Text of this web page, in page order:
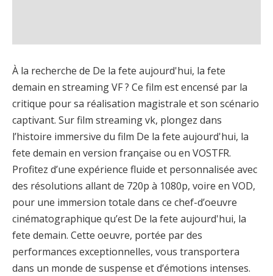
À la recherche de De la fete aujourd'hui, la fete
demain en streaming VF ? Ce film est encensé par la
critique pour sa réalisation magistrale et son scénario
captivant. Sur film streaming vk, plongez dans
l’histoire immersive du film De la fete aujourd'hui, la
fete demain en version française ou en VOSTFR.
Profitez d’une expérience fluide et personnalisée avec
des résolutions allant de 720p à 1080p, voire en VOD,
pour une immersion totale dans ce chef-d’oeuvre
cinématographique qu’est De la fete aujourd'hui, la
fete demain. Cette oeuvre, portée par des
performances exceptionnelles, vous transportera
dans un monde de suspense et d’émotions intenses.